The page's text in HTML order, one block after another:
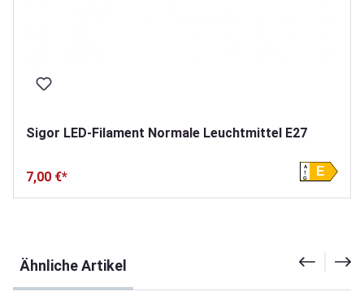
Sigor LED-Filament Normale Leuchtmittel E27
7,00 €* E
A
G
Ähnliche Artikel